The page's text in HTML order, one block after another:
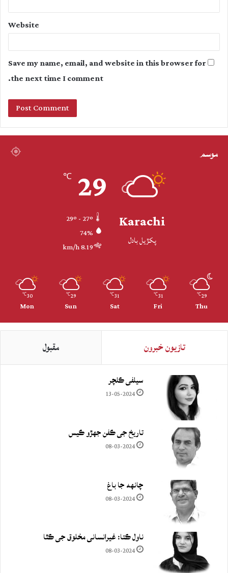
Website
Save my name, email, and website in this browser for
the next time I comment.
موسم
Karachi
پکڙيل بادل
29
℃
74%
8.19 km/h
29
℃
Thu
31
℃
Fri
31
℃
Sat
29
℃
Sun
30
℃
Mon
تازيون خبرون مقبول
سيلفي ڪلچر
13-05-2024
تاريخ جي ڪفن جھڙو ڪيس
08-03-2024
چانهه جا باغ
08-03-2024
ناول ڪتا: غيرانساني مخلوق جي ڪٿا
08-03-2024